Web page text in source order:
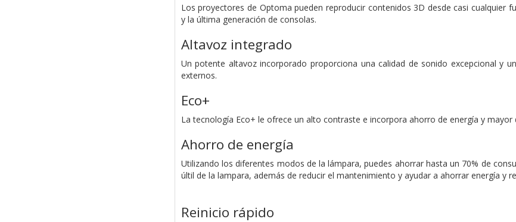
Los proyectores de Optoma pueden reproducir contenidos 3D desde casi cualquier
y la última generación de consolas.
Altavoz integrado
Un potente altavoz incorporado proporciona una calidad de sonido excepcional y
externos.
Eco+
La tecnología Eco+ le ofrece un alto contraste e incorpora ahorro de energía y mayor
Ahorro de energía
Utilizando los diferentes modos de la lámpara, puedes ahorrar hasta un 70% de
últil de la lampara, además de reducir el mantenimiento y ayudar a ahorrar energía y
Reinicio rápido